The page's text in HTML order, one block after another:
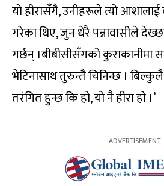
यो हीरासँगै, उनीहरूले त्यो आशालाई
गरेका थिए, जुन धेरै पन्नावासीले
गर्छन् ।बीबीसीसँगको कुराकानीमा
भेटिनासाथ तुरुन्तै चिनिन्छ ।
तरंगित हुन्छ कि हो, यो नै हीरा हो ।’